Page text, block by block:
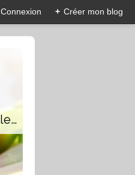
Connexion + Créer mon blog
Un blog composé de recettes rapides à réaliser pour les personnes qui n'ont pas le temps et faciles pour pouvoir se régaler ou régaler toute la famille avec ou sans robot